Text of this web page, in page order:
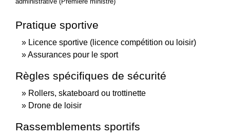
Pratique sportive
Licence sportive (licence compétition ou loisir)
Assurances pour le sport
Règles spécifiques de sécurité
Rollers, skateboard ou trottinette
Drone de loisir
Rassemblements sportifs